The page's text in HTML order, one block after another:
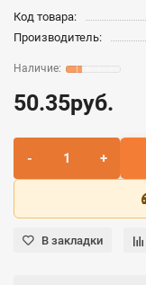
Код товара:
Производитель:
50.35руб.
В закладки